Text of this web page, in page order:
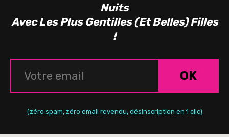
Nuits
Avec Les Plus Gentilles (Et Belles) Filles
!
OK
(zéro spam, zéro email revendu, désinscription en 1 clic)